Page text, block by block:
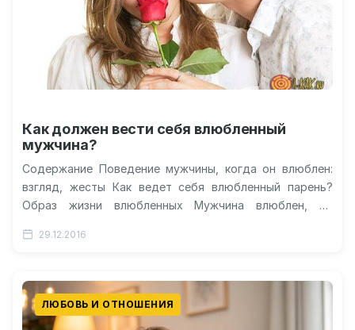
Как должен вести себя влюбленный
мужчина?
Содержание Поведение мужчины, когда он влюблен:
взгляд, жесты Как ведет себя влюбленный парень?
Образ жизни влюбленных Мужчина влюблен, но
29.12.2016
ЛЮБОВЬ И ОТНОШЕНИЯ